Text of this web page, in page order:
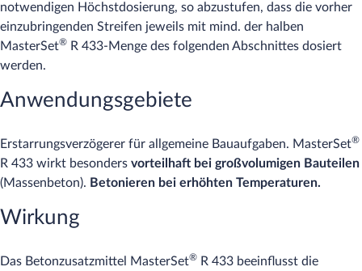
notwendigen Höchstdosierung, so abzustufen, dass die vorher
einzubringenden Streifen jeweils mit mind. der halben
MasterSet® R 433-Menge des folgenden Abschnittes dosiert
werden.
Anwendungsgebiete
Erstarrungsverzögerer für allgemeine Bauaufgaben. MasterSet®
R 433 wirkt besonders vorteilhaft bei großvolumigen Bauteilen
(Massenbeton). Betonieren bei erhöhten Temperaturen.
Wirkung
Das Betonzusatzmittel MasterSet® R 433 beeinflusst die